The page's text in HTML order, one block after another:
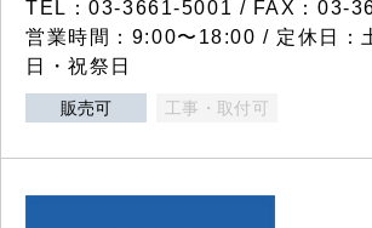
TEL：03-3661-5001 / FAX：03-
営業時間：9:00〜18:00 / 定休日：
日・祝祭日
販売可 工事・取付可